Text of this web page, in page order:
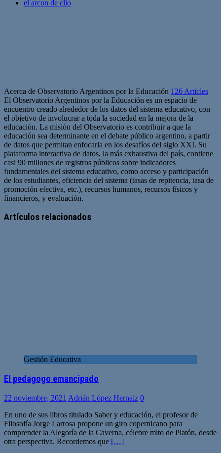
el arcon de clio
Acerca de Observatorio Argentinos por la Educación 126 Articles
El Observatorio Argentinos por la Educación es un espacio de
encuentro creado alrededor de los datos del sistema educativo, con
el objetivo de involucrar a toda la sociedad en la mejora de la
educación. La misión del Observatorio es contribuir a que la
educación sea determinante en el debate público argentino, a partir
de datos que permitan enfocarla en los desafíos del siglo XXI. Su
plataforma interactiva de datos, la más exhaustiva del país, contiene
casi 90 millones de registros públicos sobre indicadores
fundamentales del sistema educativo, como acceso y participación
de los estudiantes, eficiencia del sistema (tasas de repitencia, tasa de
promoción efectiva, etc.), recursos humanos, recursos físicos y
financieros, y evaluación.
web
Artículos relacionados
Gestión Educativa
El pedagogo emancipado
22 noviembre, 2021 Adrián López Hernaiz 0
En uno de sus libros titulado Saber y educación, el profesor de
Filosofía Jorge Larrosa propone un giro copernicano para
comprender la Alegoría de la Caverna, célebre mito de Platón, desde
otra perspectiva. Recordemos que […]